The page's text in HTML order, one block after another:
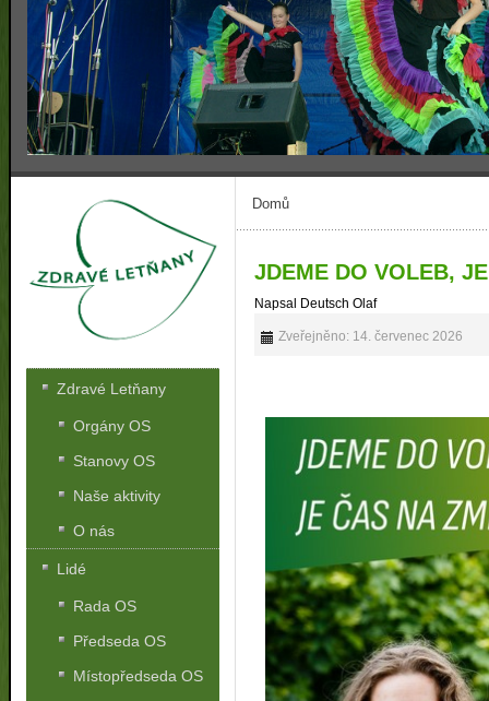
Domů
JDEME DO VOLEB,
Napsal Deutsch Olaf
Zveřejněno: 14. červenec 2026
Zdravé Letňany
Orgány OS
Stanovy OS
Naše aktivity
O nás
Lidé
Rada OS
Předseda OS
Místopředseda OS